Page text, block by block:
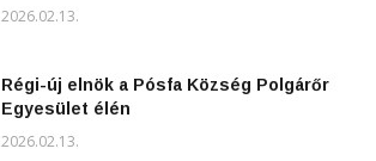
2026.02.13.
Régi-új elnök a Pósfa Község Polgárőr
Egyesület élén
2026.02.13.